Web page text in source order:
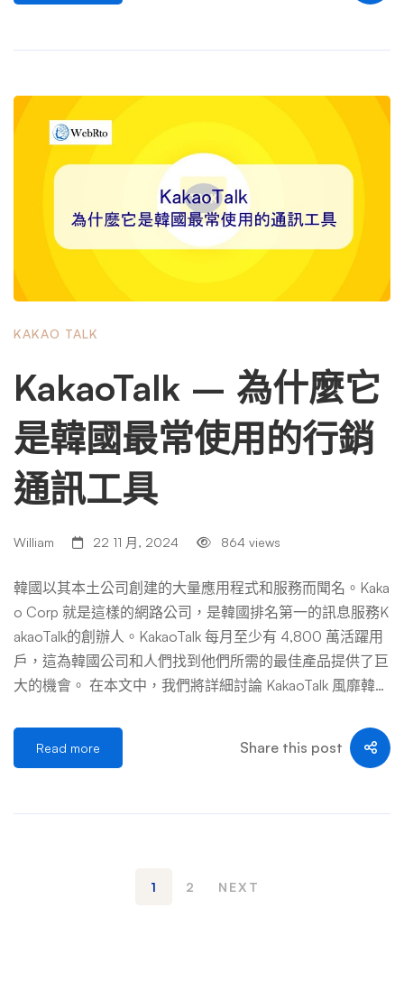
建立信任。 提高行銷投資報酬率 優化的行銷工作可提高效
率和成果。 更高的客戶忠誠度 個人化的客戶體驗可以促進
更深層的連結。 了解韓國消費者的跨通路行為 為了有效地
實施跨通路行銷，了解韓國受眾特有的客戶行為和偏好至關
重要。 行動優先文化 韓國消費者嚴重依賴智慧型手機進行
從購物到社交的一切活動，因此行動優先的行銷策略至關重
要。未能針對行動應用程式或線上管道進行優化的品牌可能
對行動平台最佳化的社群媒體廣告。 特定於平台的首選項
動，這些平台與 Instagram 和 YouTube 等全球平台一起佔據
主導地位。每個平台在客戶旅程中都扮演著不同的角色。
平台 在跨通路行銷活動中的角色 Naver 透過部落格和咖啡
館進行研究和發現。 KakaoTalk 直接溝通和個人化訊息。 In
stagram/抖音 視覺敘事和趨勢驅動的參與。 線下通路 透過
直郵活動或店內促銷強化訊息傳遞。 活動範例：某美容品
KAKAO TALK
KakaoTalk – 為什麼它
是韓國最常使用的行銷
通訊工具
William 22 11 月, 2024 864 views
韓國以其本土公司創建的大量應用程式和服務而聞名。Kaka
o Corp 就是這樣的網路公司，是韓國排名第一的訊息服務K
akaoTalk的創辦人。KakaoTalk 每月至少有 4,800 萬活躍用
戶，這為韓國公司和人們找到他們所需的最佳產品提供了巨
大的機會。 在本文中，我們將詳細討論 KakaoTalk 風靡韓國
什麼是 KakaoTalk？ KakaoTalk 是一款訊息應用程序，人們
可以用它與朋友和家人保持聯繫。用戶還可以添加有相同興
遞和中國的微信的熱門競爭對手，但在韓國比這兩個應用程
Read more Share this post
1 2 NEXT